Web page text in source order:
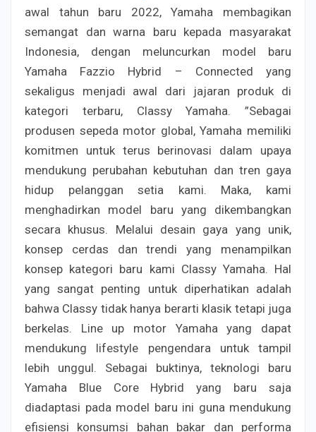
awal tahun baru 2022, Yamaha membagikan
semangat dan warna baru kepada masyarakat
Indonesia, dengan meluncurkan model baru
Yamaha Fazzio Hybrid – Connected yang
sekaligus menjadi awal dari jajaran produk di
kategori terbaru, Classy Yamaha. ”Sebagai
produsen sepeda motor global, Yamaha memiliki
komitmen untuk terus berinovasi dalam upaya
mendukung perubahan kebutuhan dan tren gaya
hidup pelanggan setia kami. Maka, kami
menghadirkan model baru yang dikembangkan
secara khusus. Melalui desain gaya yang unik,
konsep cerdas dan trendi yang menampilkan
konsep kategori baru kami Classy Yamaha. Hal
yang sangat penting untuk diperhatikan adalah
bahwa Classy tidak hanya berarti klasik tetapi juga
berkelas. Line up motor Yamaha yang dapat
mendukung lifestyle pengendara untuk tampil
lebih unggul. Sebagai buktinya, teknologi baru
Yamaha Blue Core Hybrid yang baru saja
diadaptasi pada model baru ini guna mendukung
efisiensi konsumsi bahan bakar dan performa